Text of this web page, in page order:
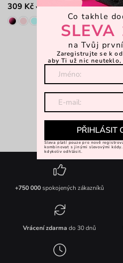
309 Kč 499 Kč
Viděli jste 2 z 2
+750 000spokojených zákazníků
Vrácení zdarma do 30 dnů
Co takhle
SLEVA
na Tvůj
Zaregistrujte se k
aby Ti už nic neuteklo,
PŘIHLÁSIT
Sleva platí pouze pro nově
kombinovat s jinými slevovými
kdykoliv odhlásit.